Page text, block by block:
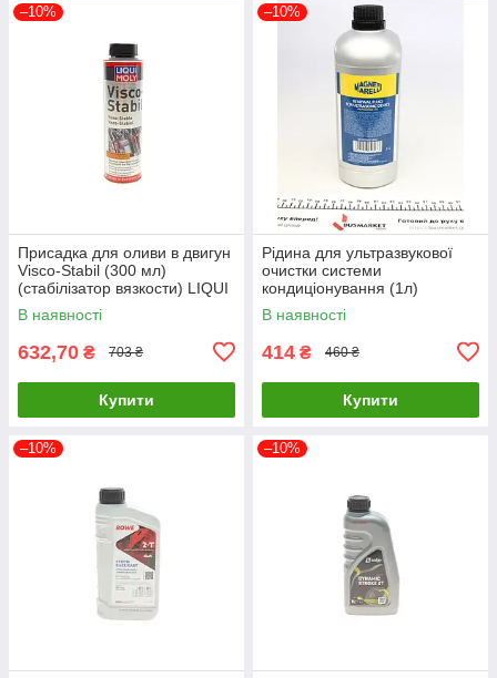
–10%
Присадка для оливи в двигун
Visco-Stabil (300 мл)
(cтабілізатор вязкости) LIQUI
MOLY 1017 UA61
В наявності
632,70 ₴ 703 ₴
Купити
–10%
Рідина для ультразвукової
очистки системи
кондиціонування (1л)
MAGNETI MARELLI
007950025490 UA61
В наявності
414 ₴ 460 ₴
Купити
–10% –10%